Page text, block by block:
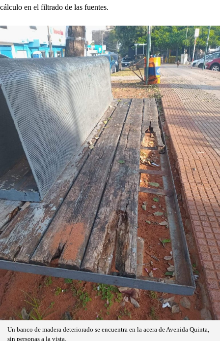
cálculo en el filtrado de las fuentes.
Un banco de madera deteriorado se encuentra en la acera de Avenida Quinta,
sin personas a la vista.